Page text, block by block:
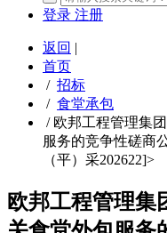
登录 注册
返回 |
首页
/ 招标
/ 食堂承包
/ 欧邦工程管理集
服务的竞争性磋商
（平）采202622]>
欧邦工程管理集